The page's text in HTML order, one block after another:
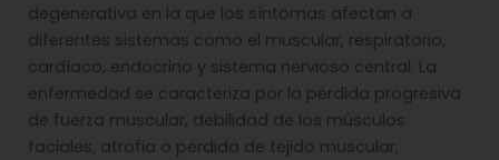
degenerativa en la que los síntomas afectan a
diferentes sistemas como el muscular, respiratorio,
cardíaco, endocrino y sistema nervioso central. La
enfermedad se caracteriza por la pérdida progresiva
de fuerza muscular, debilidad de los músculos
faciales, atrofia o pérdida de tejido muscular,